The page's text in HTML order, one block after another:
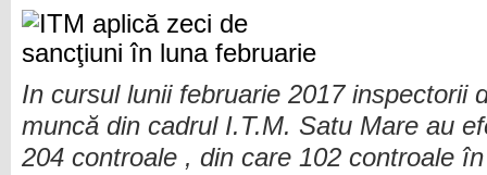
In cursul lunii februarie 2017 inspectorii
muncă din cadrul I.T.M. Satu Mare au
204 controale , din care 102 controale